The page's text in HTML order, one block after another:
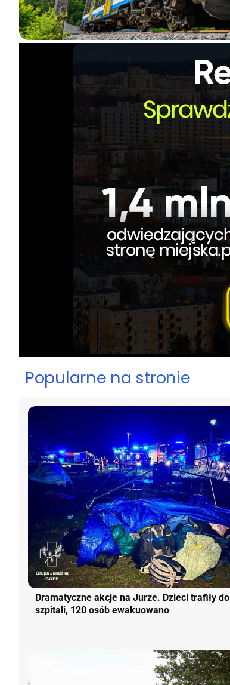
Popularne na stronie
Dramatyczne akcje na Jurze. Dzieci trafiły do
szpitali, 120 osób ewakuowano